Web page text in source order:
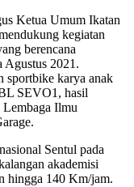
Ketua Umum Ikatan
kegiatan
berencana
Agustus 2021.
sportbike karya anak
SEVO1, hasil
Ilmu
Sentul pada
akademisi
hingga 140 Km/jam.